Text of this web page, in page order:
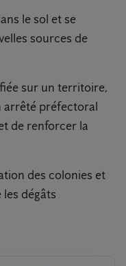
le sol et se
sources de
sur un territoire,
arrêté préfectoral
de renforcer la
des colonies et
dégâts